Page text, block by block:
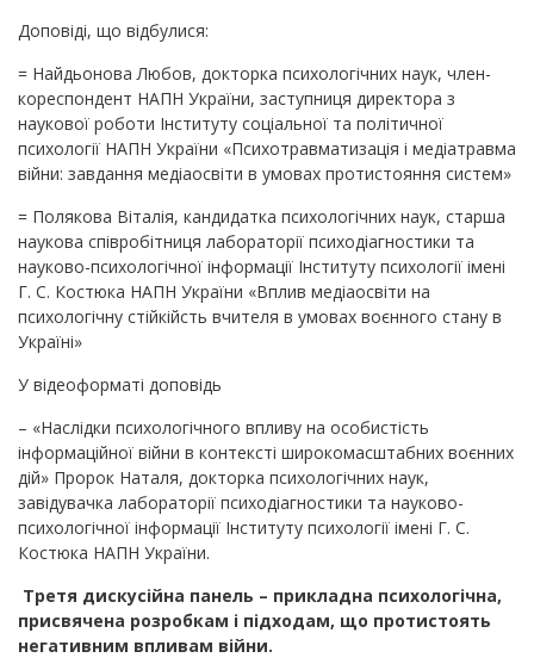
Доповіді, що відбулися:
= Найдьонова Любов, докторка психологічних наук, член-
кореспондент НАПН України, заступниця директора з
наукової роботи Інституту соціальної та політичної
психології НАПН України «Психотравматизація і медіатравма
війни: завдання медіаосвіти в умовах протистояння систем»
= Полякова Віталія, кандидатка психологічних наук, старша
наукова співробітниця лабораторії психодіагностики та
науково-психологічної інформації Інституту психології імені
Г. С. Костюка НАПН України «Вплив медіаосвіти на
психологічну стійкійсть вчителя в умовах воєнного стану в
Україні»
У відеоформаті доповідь
– «Наслідки психологічного впливу на особистість
інформаційної війни в контексті широкомасштабних воєнних
дій» Пророк Наталя, докторка психологічних наук,
завідувачка лабораторії психодіагностики та науково-
психологічної інформації Інституту психології імені Г. С.
Костюка НАПН України.
Третя дискусійна панель – прикладна психологічна,
присвячена розробкам і підходам, що протистоять
негативним впливам війни.